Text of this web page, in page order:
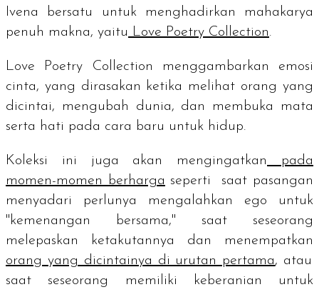
Ivena bersatu untuk menghadirkan mahakarya
penuh makna, yaitu Love Poetry Collection.
Love Poetry Collection menggambarkan emosi
cinta, yang dirasakan ketika melihat orang yang
dicintai, mengubah dunia, dan membuka mata
serta hati pada cara baru untuk hidup.
Koleksi ini juga akan mengingatkan
pada
momen-momen berharga seperti saat pasangan
menyadari perlunya mengalahkan ego untuk
"kemenangan bersama," saat seseorang
melepaskan ketakutannya dan menempatkan
orang yang dicintainya di urutan pertama, atau
saat seseorang memiliki keberanian untuk